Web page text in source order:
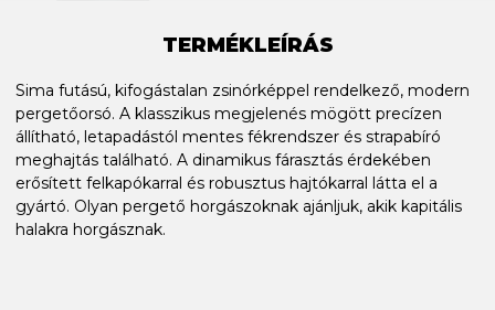
TERMÉKLEÍRÁS
Sima futású, kifogástalan zsinórképpel rendelkező, modern
pergetőorsó. A klasszikus megjelenés mögött precízen
állítható, letapadástól mentes fékrendszer és strapabíró
meghajtás található. A dinamikus fárasztás érdekében
erősített felkapókarral és robusztus hajtókarral látta el a
gyártó. Olyan pergető horgászoknak ajánljuk, akik kapitális
halakra horgásznak.